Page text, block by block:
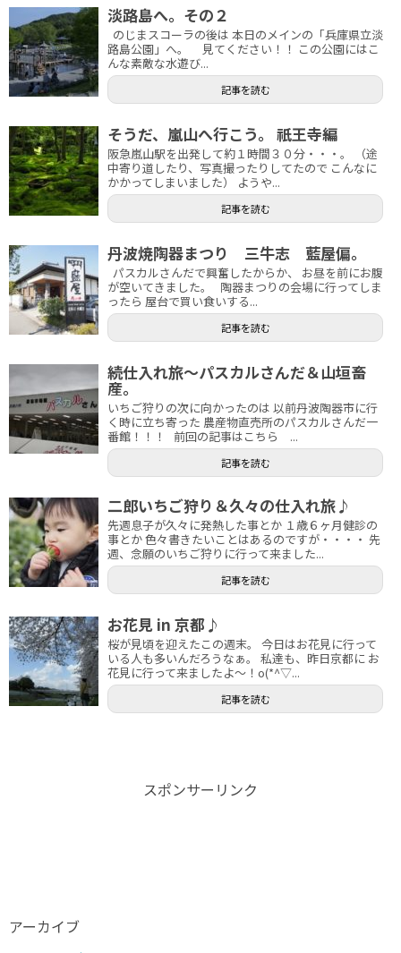
淡路島へ。その２
のじまスコーラの後は 本日のメインの「兵庫県立淡
路島公園」へ。 見てください！！ この公園にはこ
んな素敵な水遊び...
記事を読む
そうだ、嵐山へ行こう。 祇王寺編
阪急嵐山駅を出発して約１時間３０分・・・。 （途
中寄り道したり、写真撮ったりしてたので こんなに
かかってしまいました） ようや...
記事を読む
丹波焼陶器まつり 三牛志 藍屋偏。
パスカルさんだで興奮したからか、 お昼を前にお腹
が空いてきました。 陶器まつりの会場に行ってしま
ったら 屋台で買い食いする...
記事を読む
続仕入れ旅～パスカルさんだ＆山垣畜
産。
いちご狩りの次に向かったのは 以前丹波陶器市に行
く時に立ち寄った 農産物直売所のパスカルさんだ一
番館！！！ 前回の記事はこちら ...
記事を読む
二郎いちご狩り＆久々の仕入れ旅♪
先週息子が久々に発熱した事とか １歳６ヶ月健診の
事とか 色々書きたいことはあるのですが・・・・ 先
週、念願のいちご狩りに行って来ました...
記事を読む
お花見 in 京都♪
桜が見頃を迎えたこの週末。 今日はお花見に行って
いる人も多いんだろうなぁ。 私達も、昨日京都に お
花見に行って来ましたよ～！o(*^▽...
記事を読む
スポンサーリンク
アーカイブ